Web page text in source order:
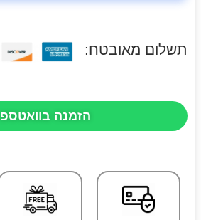
תשלום מאובטח:
הזמנה בוואטספ